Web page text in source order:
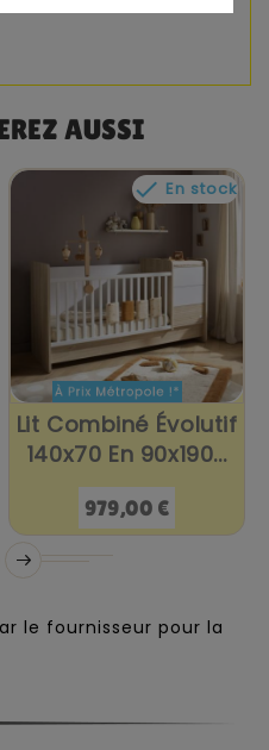
AUSSI
 En stock
Lit Combiné Évolutif
140x70 En 90x190...
Prix
979,00 €
le fournisseur pour la